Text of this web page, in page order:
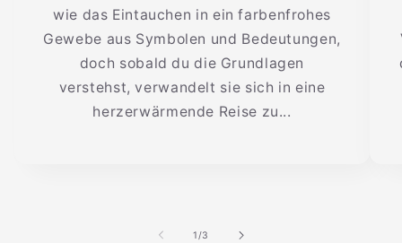
wie das Eintauchen in ein farbenfrohes
Gewebe aus Symbolen und Bedeutungen,
doch sobald du die Grundlagen
verstehst, verwandelt sie sich in eine
herzerwärmende Reise zu...
1/von
3